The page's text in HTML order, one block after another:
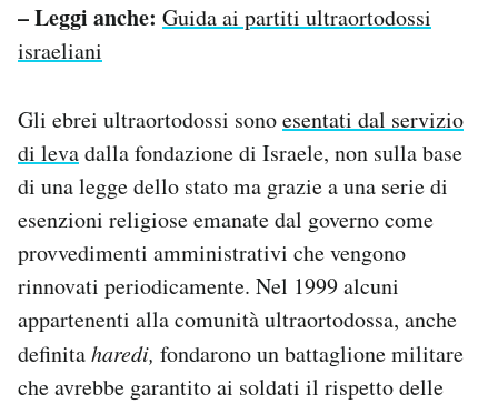
– Leggi anche: Guida ai partiti ultraortodossi
israeliani
Gli ebrei ultraortodossi sonoesentati dal servizio
di levadalla fondazione di Israele, non sulla base
di una legge dello stato ma grazie a una serie di
esenzioni religiose emanate dal governo come
provvedimenti amministrativi che vengono
rinnovati periodicamente. Nel 1999 alcuni
appartenenti alla comunità ultraortodossa, anche
definitaharedi, fondarono un battaglione militare
che avrebbe garantito ai soldati il rispetto delle